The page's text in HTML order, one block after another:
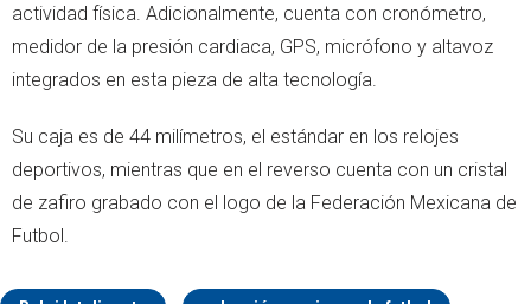
actividad física. Adicionalmente, cuenta con cronómetro,
medidor de la presión cardiaca, GPS, micrófono y altavoz
integrados en esta pieza de alta tecnología.
Su caja es de 44 milímetros, el estándar en los relojes
deportivos, mientras que en el reverso cuenta con un cristal
de zafiro grabado con el logo de la Federación Mexicana de
Futbol.